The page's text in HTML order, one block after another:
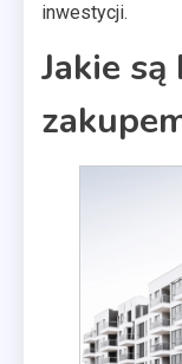
inwestycji.
Jakie